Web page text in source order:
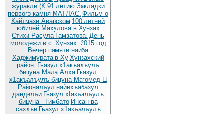
журавли (К 91 летию Закладки
первого камня МАТЛАС. Фильм о
Кайтмазе Аварском 100 летний
юбилей Махулова в Хунзах
Стихи Расула Гамзатова. День
молодежи в с. Хунзах. 2015 год
Вечер памяти наиба
Хаджимурата в Ху Хунзахский
район. Гьазул х1акъалъулъ
бицуна Мала Алха Гьазул
х1акъалъулъ бицуна-Магомед Ц
Районалъул найихъабазул
данделъи Гьазул хIакъалъулъ
бицуна - Гимбато Инсан ва
сахлъи Гьазул х1акъалъулъ